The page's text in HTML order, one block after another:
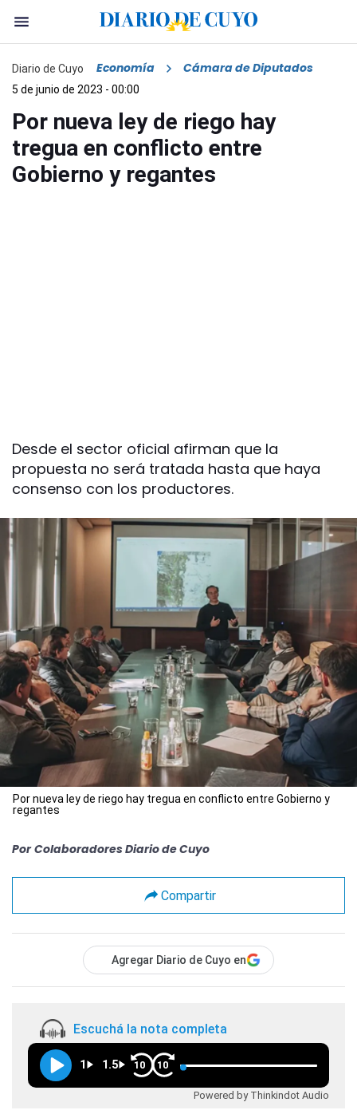
Diario de Cuyo Economía Cámara de Diputados
5 de junio de 2023 - 00:00
Por nueva ley de riego hay
tregua en conflicto entre
Gobierno y regantes
Desde el sector oficial afirman que la
propuesta no será tratada hasta que haya
consenso con los productores.
Por nueva ley de riego hay tregua en conflicto entre Gobierno y
regantes
Por Colaboradores Diario de Cuyo
Compartir
Agregar Diario de Cuyo en
Escuchá la nota completa
1 1.5 10 10
Powered by Thinkindot Audio